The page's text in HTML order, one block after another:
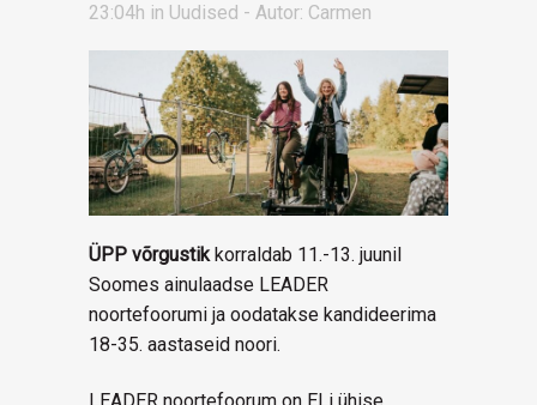
23:04h in Uudised - Autor: Carmen
ÜPP võrgustikkorraldab 11.-13. juunil
Soomes ainulaadse LEADER
noortefoorumi ja oodatakse kandideerima
18-35. aastaseid noori.